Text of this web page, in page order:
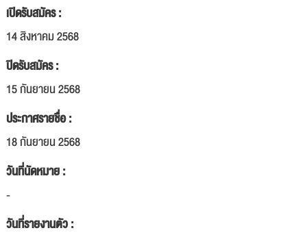
เปิดรับสมัคร :
14 สิงหาคม 2568
ปิดรับสมัคร :
15 กันยายน 2568
ประกาศรายชื่อ :
18 กันยายน 2568
วันที่นัดหมาย :
-
วันที่รายงานตัว :